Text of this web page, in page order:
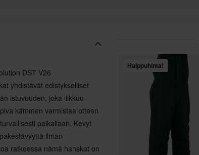
DST V26
yhdistävät edistykselliset
istuvuuden, joka liikkuu
kämmen varmistaa otteen
paikallaan. Kevyt
ilman
ratkoessa nämä hanskat on
Huippuhinta!